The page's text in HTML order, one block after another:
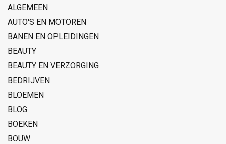
ALGEMEEN
AUTO'S EN MOTOREN
BANEN EN OPLEIDINGEN
BEAUTY
BEAUTY EN VERZORGING
BEDRIJVEN
BLOEMEN
BLOG
BOEKEN
BOUW